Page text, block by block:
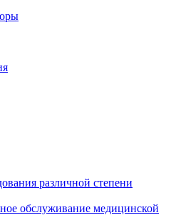
различной степени
обслуживание медицинской